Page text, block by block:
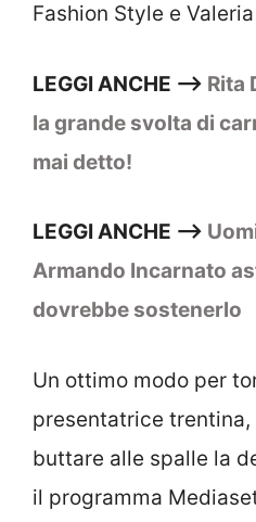
Fashion Style e
LEGGI ANCHE –> Rita
la grande svolta di
mai detto!
LEGGI ANCHE –>
Armando Incarnato
dovrebbe sostenerlo
Un ottimo modo per
presentatrice
buttare alle spalle la
il programma